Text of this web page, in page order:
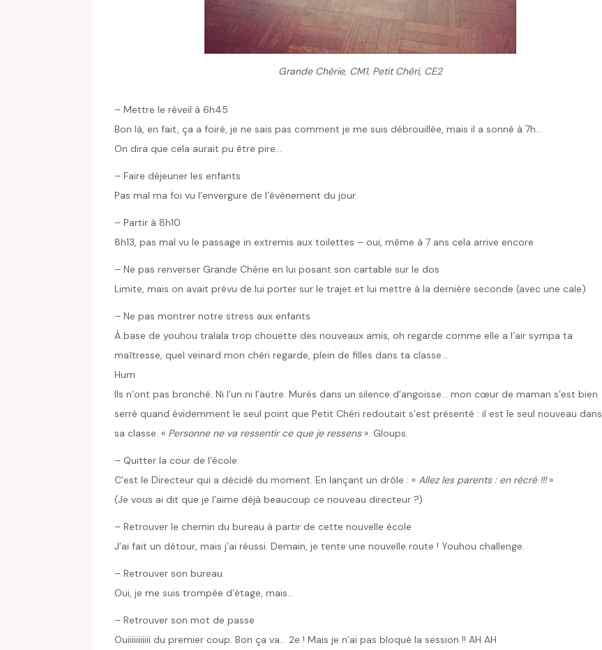
Grande Chérie, CM1. Petit Chéri, CE2
– Mettre le réveil à 6h45
Bon là, en fait, ça a foiré, je ne sais pas comment je me suis débrouillée, mais il a sonné à 7h…
On dira que cela aurait pu être pire…
– Faire déjeuner les enfants
Pas mal ma foi vu l’envergure de l’évènement du jour.
– Partir à 8h10
8h13, pas mal vu le passage in extremis aux toilettes – oui, même à 7 ans cela arrive encore
– Ne pas renverser Grande Chérie en lui posant son cartable sur le dos
Limite, mais on avait prévu de lui porter sur le trajet et lui mettre à la dernière seconde (avec une cale)
– Ne pas montrer notre stress aux enfants
À base de youhou tralala trop chouette des nouveaux amis, oh regarde comme elle a l’air sympa ta
maîtresse, quel veinard mon chéri regarde, plein de filles dans ta classe…
Hum
Ils n’ont pas bronché. Ni l’un ni l’autre. Murés dans un silence d’angoisse… mon cœur de maman s’est bien
serré quand évidemment le seul point que Petit Chéri redoutait s’est présenté : il est le seul nouveau dans
sa classe. « Personne ne va ressentir ce que je ressens». Gloups.
– Quitter la cour de l’école.
C’est le Directeur qui a décidé du moment. En lançant un drôle : « Allez les parents : en récré !!!»
(Je vous ai dit que je l’aime déjà beaucoup ce nouveau directeur ?)
– Retrouver le chemin du bureau à partir de cette nouvelle école
J’ai fait un détour, mais j’ai réussi. Demain, je tente une nouvelle route ! Youhou challenge.
– Retrouver son bureau.
Oui, je me suis trompée d’étage, mais…
– Retrouver son mot de passe
Ouiiiiiiiiiii du premier coup. Bon ça va… 2e ! Mais je n’ai pas bloqué la session !! AH AH